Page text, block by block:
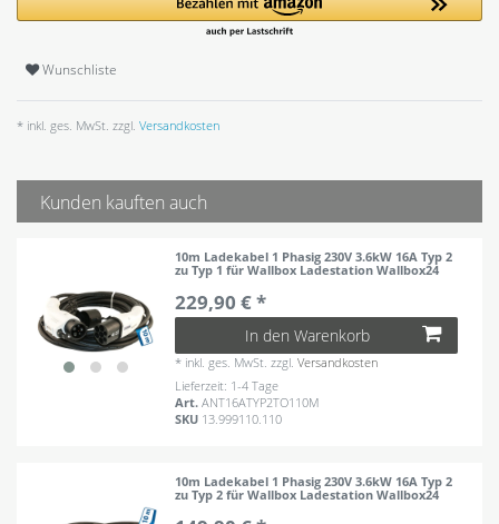
Wunschliste
* inkl. ges. MwSt. zzgl. Versandkosten
Kunden kauften auch
10m Ladekabel 1 Phasig 230V 3.6kW 16A Typ 2
zu Typ 1 für Wallbox Ladestation Wallbox24
229,90 € *
In den Warenkorb
* inkl. ges. MwSt. zzgl.Versandkosten
Lieferzeit: 1-4 Tage
Art.ANT16ATYP2TO110M
SKU 13.999110.110
10m Ladekabel 1 Phasig 230V 3.6kW 16A Typ 2
zu Typ 2 für Wallbox Ladestation Wallbox24